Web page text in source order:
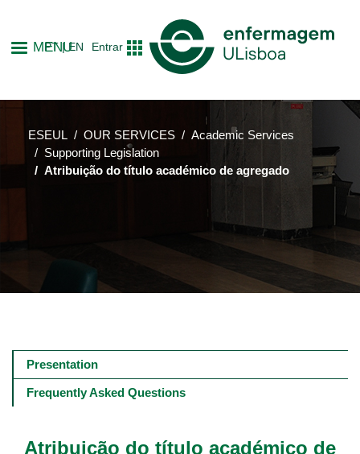
to
main
content
MENU
PT EN Entrar
ESEUL OUR SERVICES
Academic Services
Supporting Legislation
Atribuição do título académico de agregado
Atribuição do título académico de
Main
navigation
Presentation
Frequently Asked Questions